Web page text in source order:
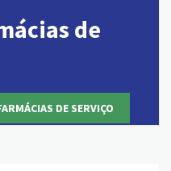
de
DE SERVIÇO